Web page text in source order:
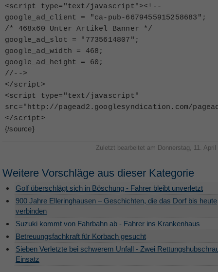
<script type="text/javascript">< !--
google_ad_client = "ca-pub-6679455915258683";
/* 468x60 Unter Artikel Banner */
google_ad_slot = "7735614807";
google_ad_width = 468;
google_ad_height = 60;
//-->
</script>
<script type="text/javascript"
src="http://pagead2.googlesyndication.com/
</script>
{/source}
Zuletzt bearbeitet am Donnerstag, 11. April
Weitere Vorschläge aus dieser Kategorie
Golf überschlägt sich in Böschung - Fahrer bleibt unverletzt
900 Jahre Elleringhausen – Geschichten, die das Dorf bis heute
verbinden
Suzuki kommt von Fahrbahn ab - Fahrer ins Krankenhaus
Betreuungsfachkraft für Korbach gesucht
Sieben Verletzte bei schwerem Unfall - Zwei
Einsatz